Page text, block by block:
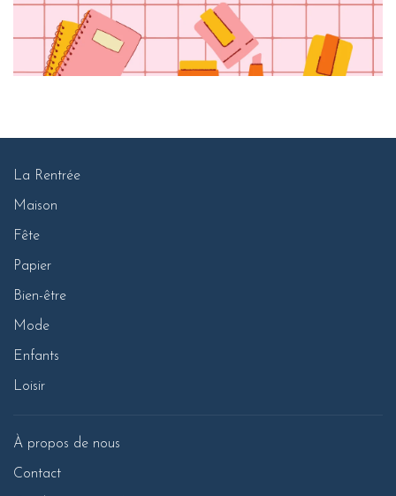
La Rentrée
Maison
Fête
Papier
Bien-être
Mode
Enfants
Loisir
À propos de nous
Contact